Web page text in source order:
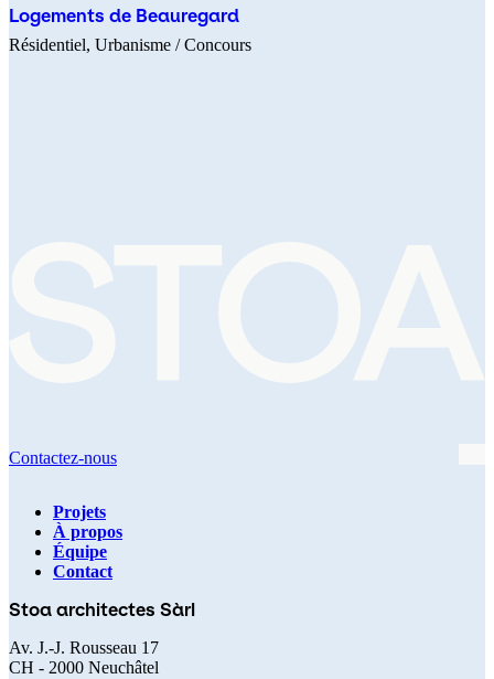
Logements de Beauregard
Résidentiel Urbanisme / Concours
Contactez-nous
Navigation
principale
Projets
À propos
Équipe
Contact
Stoa architectes Sàrl
Av. J.-J. Rousseau 17
CH - 2000 Neuchâtel